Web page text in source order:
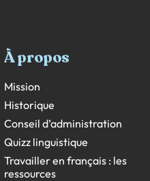
À propos
Mission
Historique
Conseil d’administration
Quizz linguistique
Travailler en français : les
ressources